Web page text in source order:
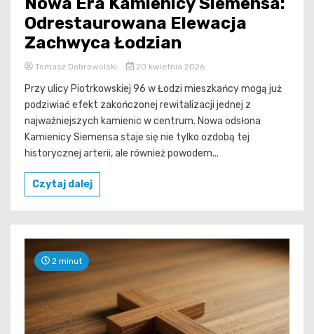
Odrestaurowana Elewacja
Zachwyca Łodzian
Tomasz Dobrowolski 20 kwietnia 2026
Przy ulicy Piotrkowskiej 96 w Łodzi mieszkańcy mogą już
podziwiać efekt zakończonej rewitalizacji jednej z
najważniejszych kamienic w centrum. Nowa odsłona
Kamienicy Siemensa staje się nie tylko ozdobą tej
historycznej arterii, ale również powodem...
Czytaj dalej
2 minut